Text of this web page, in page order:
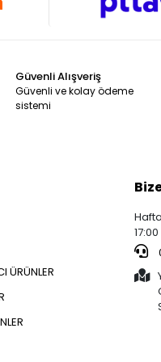
Güvenli Alışveriş
Güvenli ve kolay ödeme
sistemi
ÜRÜNLER